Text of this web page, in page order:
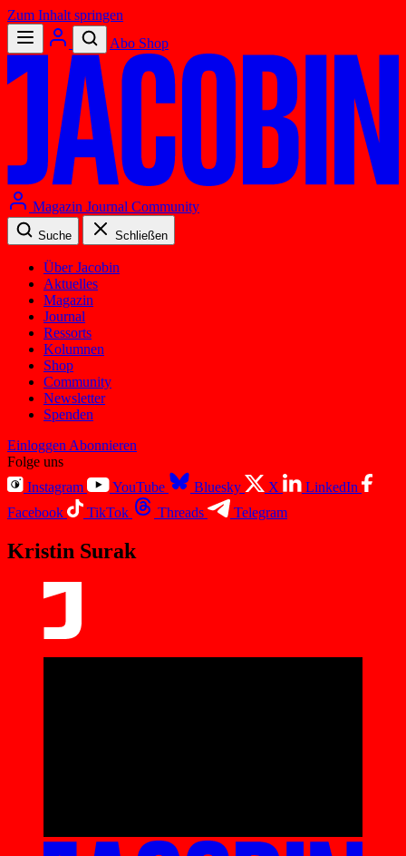
Zum Inhalt springen
Abo Shop
Magazin Journal Community
Suche Schließen
Über Jacobin
Aktuelles
Magazin
Journal
Ressorts
Kolumnen
Shop
Community
Newsletter
Spenden
Einloggen Abonnieren
Folge uns
Instagram
YouTube Bluesky X
LinkedIn
Facebook
TikTok Threads Telegram
Kristin Surak